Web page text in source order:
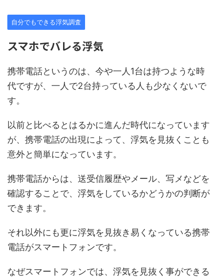
自分でもできる浮気調査
スマホでバレる浮気
携帯電話というのは、今や一人1台は持つような時
代ですが、一人で2台持っている人も少なくないで
す。
以前と比べるとはるかに進んだ時代になっています
が、携帯電話の出現によって、浮気を見抜くことも
意外と簡単になっています。
携帯電話からは、送受信履歴やメール、写メなどを
確認することで、浮気をしているかどうかの判断が
できます。
それ以外にも更に浮気を見抜き易くなっている携帯
電話がスマートフォンです。
なぜスマートフォンでは、浮気を見抜く事ができる